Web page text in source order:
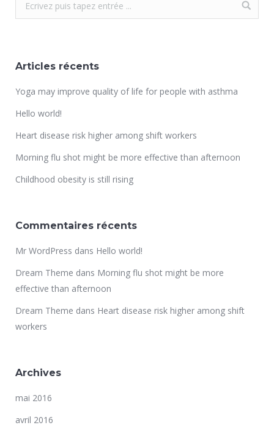
Articles récents
Yoga may improve quality of life for people with asthma
Hello world!
Heart disease risk higher among shift workers
Morning flu shot might be more effective than afternoon
Childhood obesity is still rising
Commentaires récents
Mr WordPress dans Hello world!
Dream Theme dans Morning flu shot might be more
effective than afternoon
Dream Theme dans Heart disease risk higher among shift
workers
Archives
mai 2016
avril 2016